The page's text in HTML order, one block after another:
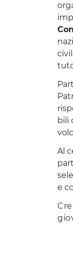
bi­li
Al
e